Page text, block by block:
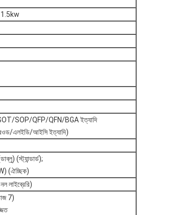
SOP/QFP/QFN/BGA ইত্যাদি
এলইডি/আইসি ইত্যাদি)
(স্ট্যান্ডার্ড);
(ঐচ্ছিক)
লাইব্রেরি)
7)